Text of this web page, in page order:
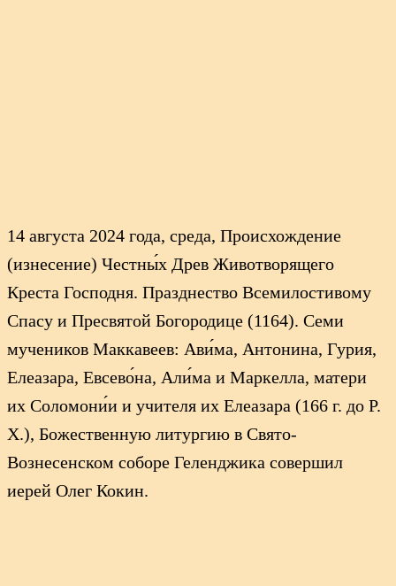
14 августа 2024 года, среда, Происхождение
(изнесение) Честны́х Древ Животворящего
Креста Господня. Празднество Всемилостивому
Спасу и Пресвятой Богородице (1164). Семи
мучеников Маккавеев: Ави́ма, Антонина, Гурия,
Елеазара, Евсево́на, Али́ма и Маркелла, матери
их Соломони́и и учителя их Елеазара (166 г. до Р.
Х.), Божественную литургию в Свято-
Вознесенском соборе Геленджика совершил
иерей Олег Кокин.